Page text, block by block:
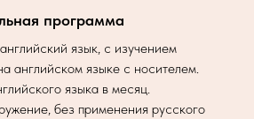
программа
язык, с изучением
английском языке с носителем.
языка в месяц.
без применения русского